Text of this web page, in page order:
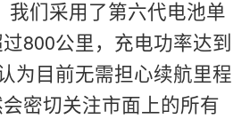
我们采用了第六代电池单
800公里，充电功率达到
为目前无需担心续航里程
密切关注市面上的所有